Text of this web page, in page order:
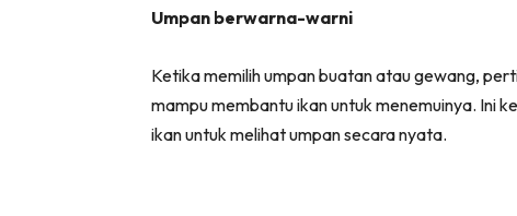
Umpan berwarna-warni
Ketika memilih umpan buatan atau gewang,
mampu membantu ikan untuk menemuinya. Ini
ikan untuk melihat umpan secara nyata.